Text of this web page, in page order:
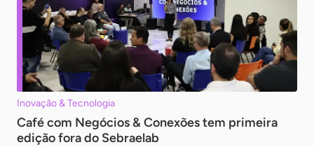
Inovação & Tecnologia
Café com Negócios & Conexões tem primeira
edição fora do Sebraelab